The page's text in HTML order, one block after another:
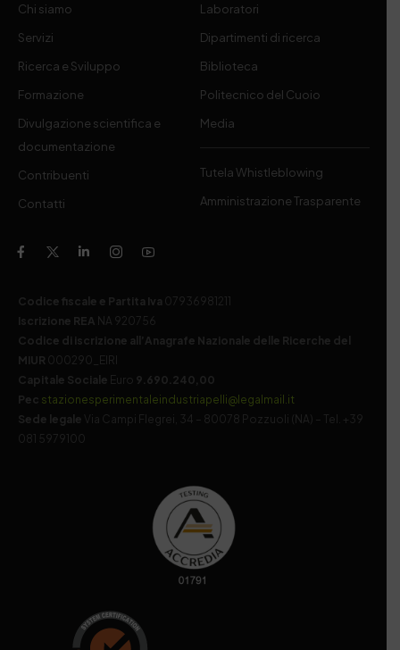
Chi siamo
Servizi
Ricerca e Sviluppo
Formazione
Divulgazione scientifica e
documentazione
Contribuenti
Contatti
Laboratori
Dipartimenti di ricerca
Biblioteca
Politecnico del Cuoio
Media
Tutela Whistleblowing
Amministrazione Trasparente
Codice fiscale e Partita Iva 07936981211
Iscrizione REA NA 920756
Codice di iscrizione all’Anagrafe Nazionale delle Ricerche del
MIUR 000290_EIRI
Capitale Sociale Euro 9.690.240,00
Pec stazionesperimentaleindustriapelli@legalmail.it
Sede legale
Via Campi Flegrei, 34 – 80078 Pozzuoli (NA) – Tel. +39
081 5979100